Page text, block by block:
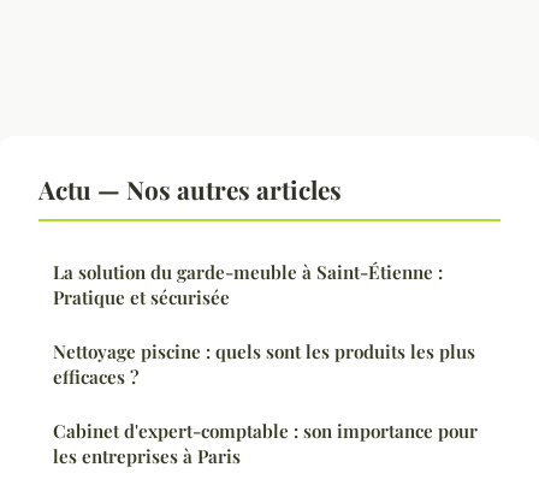
Actu — Nos autres articles
La solution du garde-meuble à Saint-Étienne :
Pratique et sécurisée
Nettoyage piscine : quels sont les produits les plus
efficaces ?
Cabinet d'expert-comptable : son importance pour
les entreprises à Paris